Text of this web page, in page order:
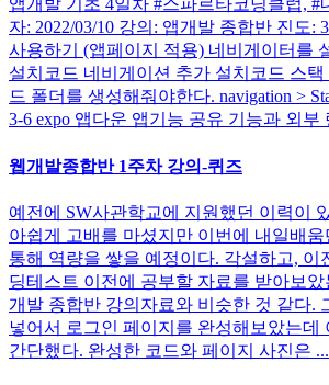
앱개발 기초 4일차 #스파르타코딩클럽, #
자: 2022/03/10 강의: 앱개발 종합반 진도:
사용하기 (앱페이지 적용) 네비게이터를
설치코드 네비게이션 추가 설치코드 스
드 폴더를 생성해줘야한다. navigation >
3-6 expo 앱다운 앱기능 공유 기능과 외부
웹개발종합반 1주차 강의-퀴즈
예전에 SW사관학교에 지원했던 이력이
아쉽게 고배를 마셨지만 이번에 내일배
통해 역량을 쌓을 예정이다. 각설하고, 이
딩테스트 이전에 공부할 자료를 받아보
개발 종합반 강의자료와 비슷한 것 같다.
넣어서 로그인 페이지를 완성해보았는데
간단했다. 완성한 코드와 페이지 사진은 ...